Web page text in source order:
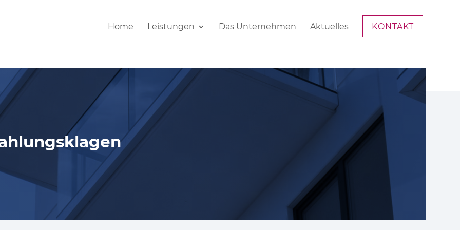
Home Leistungen Das Unternehmen Aktuelles KONTAKT